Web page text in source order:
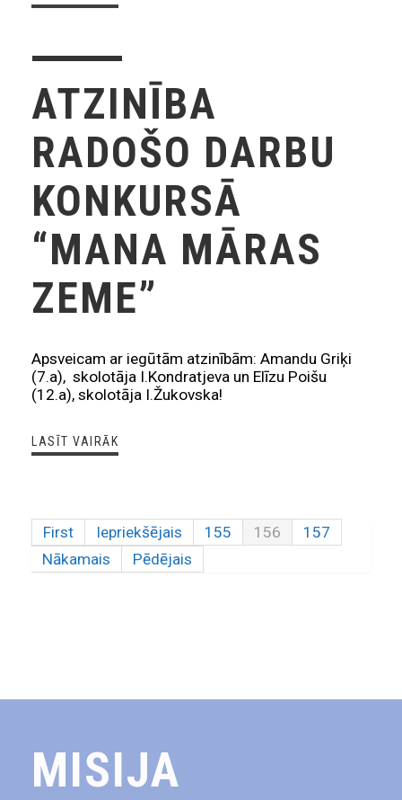
ATZINĪBA
RADOŠO DARBU
KONKURSĀ
“MANA MĀRAS
ZEME”
Apsveicam ar iegūtām atzinībām: Amandu Griķi
(7.a), skolotāja I.Kondratjeva un Elīzu Poišu
(12.a), skolotāja I.Žukovska!
LASĪT VAIRĀK
First Iepriekšējais 155 156
157
Nākamais
Pēdējais
MISIJA